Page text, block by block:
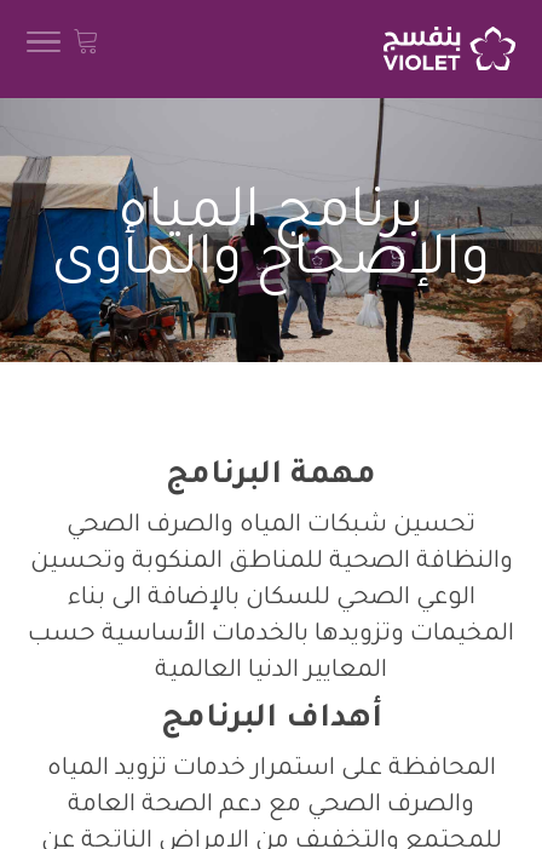
برنامج المياه
والإصحاح والمأوى
مهمة البرنامج
تحسين شبكات المياه والصرف الصحي
والنظافة الصحية للمناطق المنكوبة وتحسين
الوعي الصحي للسكان بالإضافة الى بناء
المخيمات وتزويدها بالخدمات الأساسية حسب
المعايير الدنيا العالمية
أهداف البرنامج
المحافظة على استمرار خدمات تزويد المياه
والصرف الصحي مع دعم الصحة العامة
للمجتمع والتخفيف من الامراض الناتجة عن